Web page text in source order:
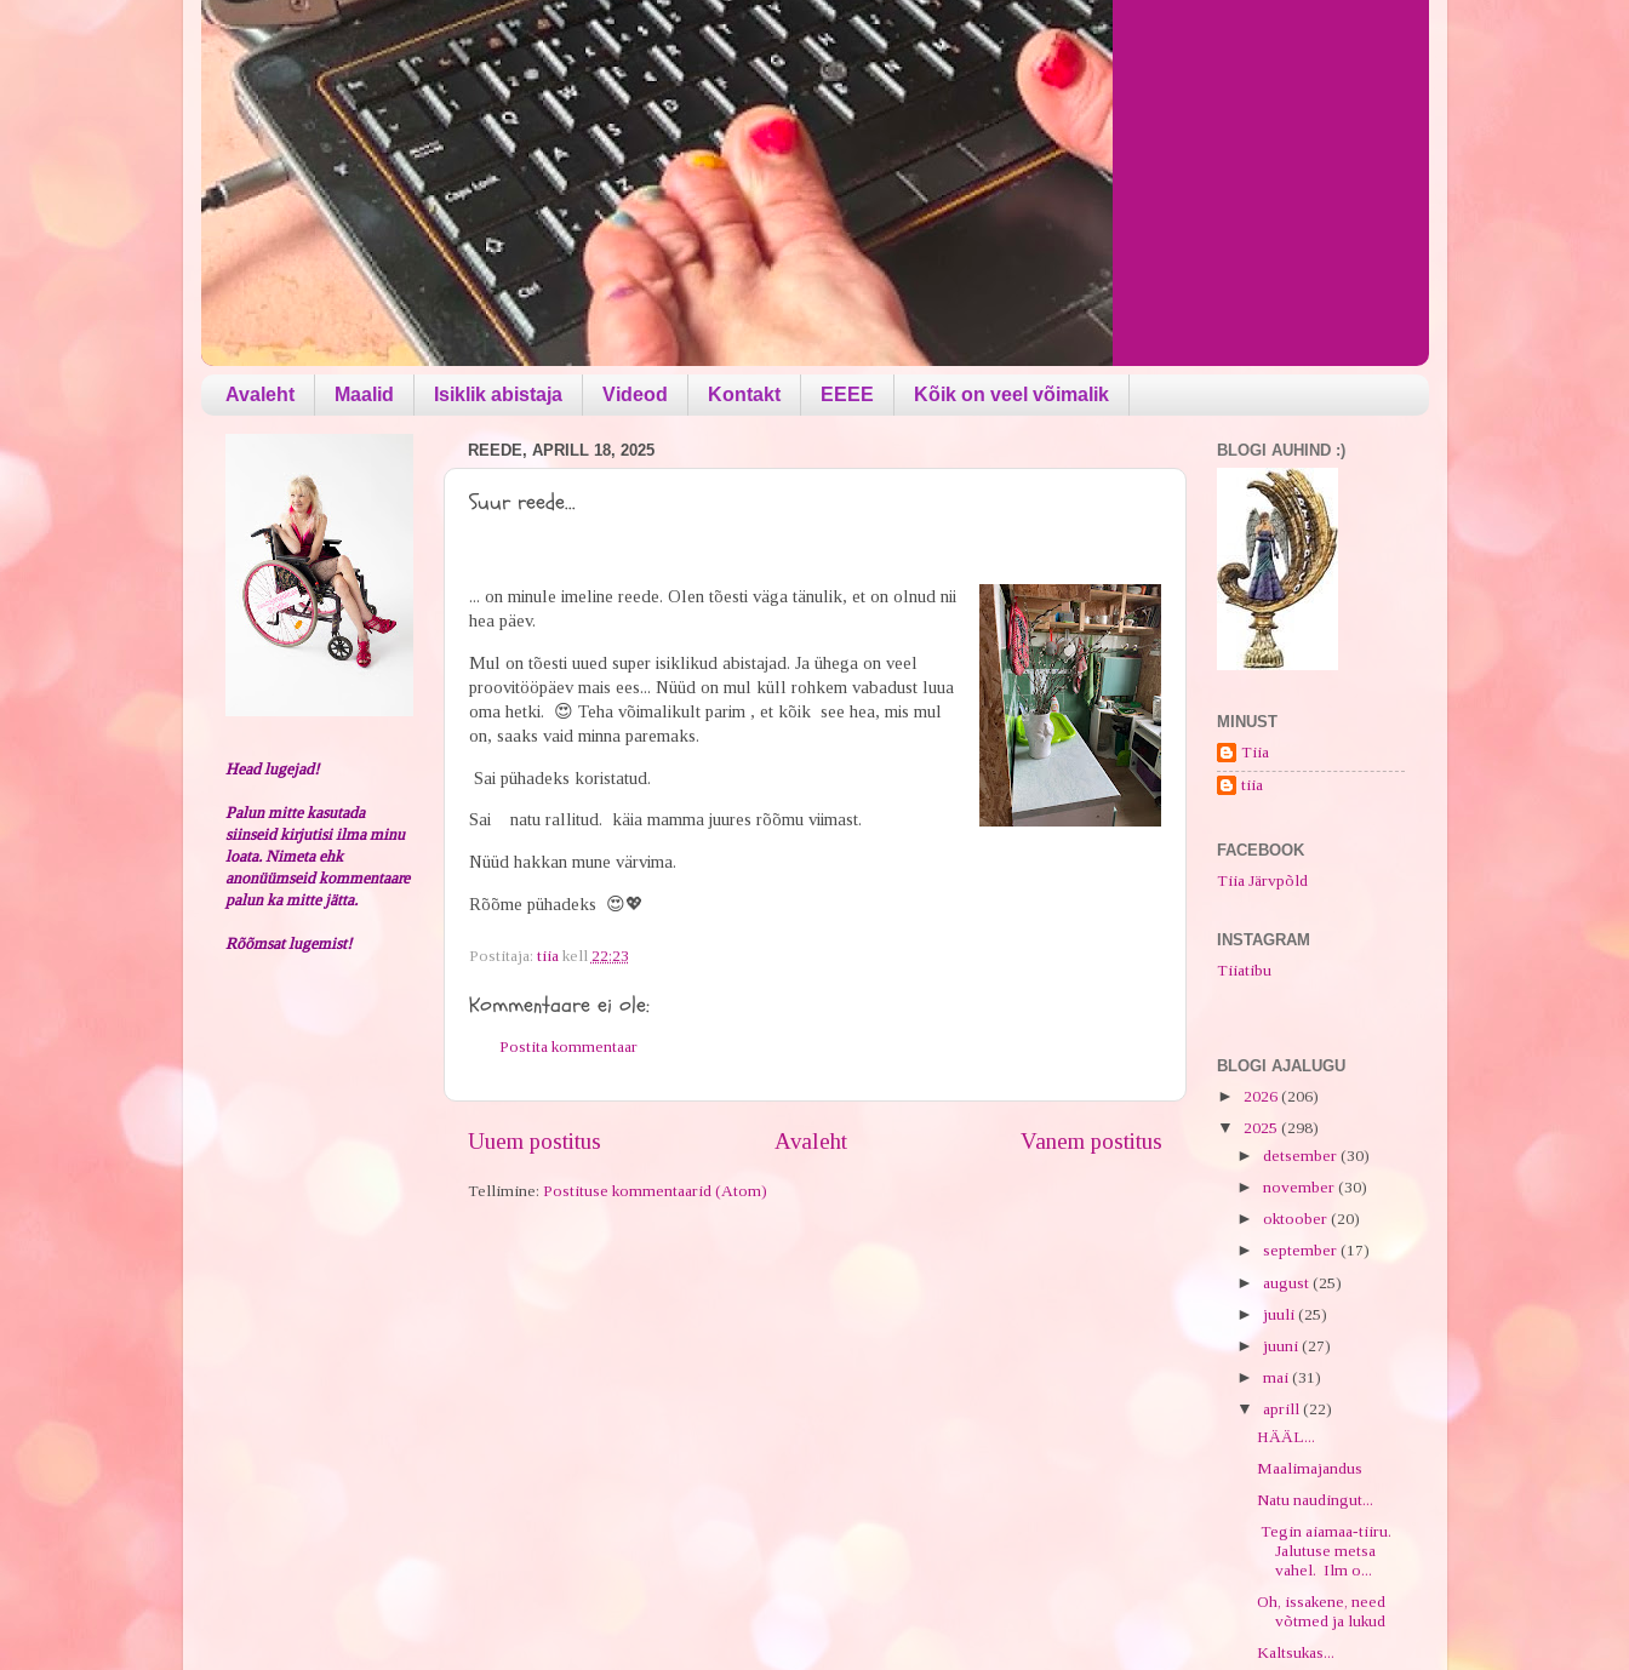
Avaleht Maalid Isiklik abistaja Videod Kontakt EEEE Kõik on veel võimalik
REEDE, APRILL 18, 2025
Suur reede...
... on minule imeline reede. Olen tõesti väga tänulik, et on olnud nii
hea päev.
Mul on tõesti uued super isiklikud abistajad. Ja ühega on veel
proovitööpäev mais ees... Nüüd on mul küll rohkem vabadust luua
oma hetki. 😍 Teha võimalikult parim , et kõik see hea, mis mul
on, saaks vaid minna paremaks.
Sai pühadeks koristatud.
Sai natu rallitud. käia mamma juures rõõmu viimast.
Nüüd hakkan mune värvima.
Rõõme pühadeks 😍💖
Postitaja: tiia kell 22:23
Kommentaare ei ole:
Postita kommentaar
Uuem postitus Vanem postitus
Avaleht
Tellimine: Postituse kommentaarid (Atom)
Head lugejad!
Palun mitte kasutada
siinseid kirjutisi ilma minu
loata. Nimeta ehk
anonüümseid kommentaare
palun ka mitte jätta.
Rõõmsat lugemist!
BLOGI AUHIND :)
MINUST
Tiia
tiia
FACEBOOK
Tiia Järvpõld
INSTAGRAM
Tiiatibu
BLOGI AJALUGU
► 2026 (206)
▼ 2025 (298)
► detsember (30)
► november (30)
► oktoober (20)
► september (17)
► august (25)
► juuli (25)
► juuni (27)
► mai (31)
▼ aprill (22)
HÄÄL...
Maalimajandus
Natu naudingut...
Tegin aiamaa-tiiru.
Jalutuse metsa
vahel. Ilm o...
Oh, issakene, need
võtmed ja lukud
Kaltsukas...